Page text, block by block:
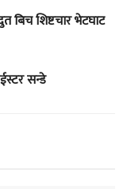
बिच शिष्टचार भेटघाट
सन्डे